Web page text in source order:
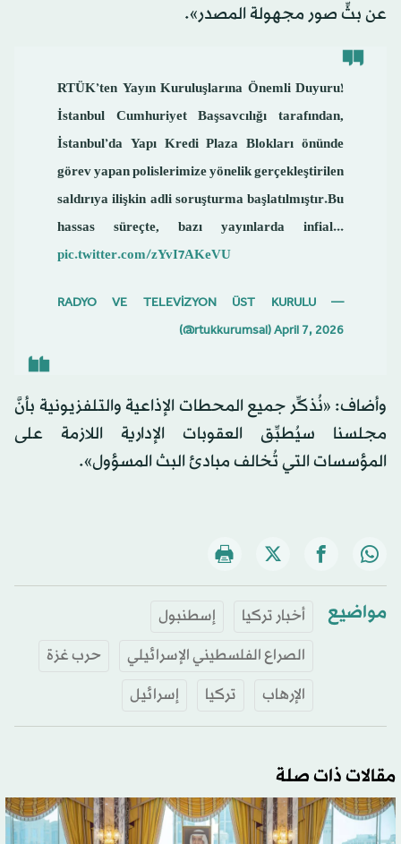
عن بثِّ صور مجهولة المصدر».
RTÜK’ten Yayın Kuruluşlarına Önemli Duyuru!
İstanbul Cumhuriyet Başsavcılığı tarafından,
İstanbul’da Yapı Kredi Plaza Blokları önünde
görev yapan polislerimize yönelik gerçekleştirilen
saldırıya ilişkin adli soruşturma başlatılmıştır.Bu
hassas süreçte, bazı yayınlarda infial...
pic.twitter.com/zYvI7AKeVU
— RADYO VE TELEVİZYON ÜST KURULU
(@rtukkurumsal) April 7, 2026
وأضاف: «نُذكِّر جميع المحطات الإذاعية والتلفزيونية بأنَّ
مجلسنا سيُطبِّق العقوبات الإدارية اللازمة على
المؤسسات التي تُخالف مبادئ البث المسؤول».
مواضيع أخبار تركيا
إسطنبول
الصراع الفلسطيني الإسرائيلي
حرب غزة
الإرهاب
تركيا إسرائيل
مقالات ذات صلة